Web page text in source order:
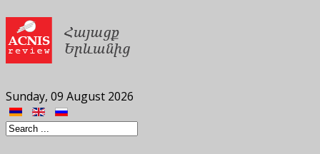
Sunday, 09 August 2026